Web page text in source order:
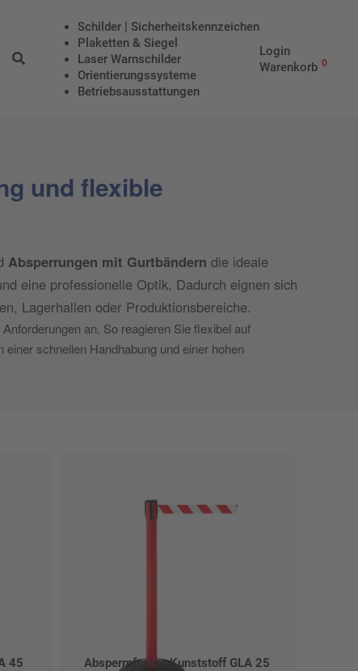
Schilder | Sicherheitskennzeichen
Plaketten & Siegel
Laser Warnschilder
Orientierungssysteme
Betriebs­aus­stattungen
Login
Warenkorb 0
und flexible
Absperrungen mit Gurtbändern die ideale
eine professionelle Optik. Dadurch eignen sich
Lagerhallen oder Produktionsbereiche.
an. So reagieren Sie flexibel auf
schnellen Handhabung und einer hohen
45 Absperrpfosten Kunststoff GLA 25